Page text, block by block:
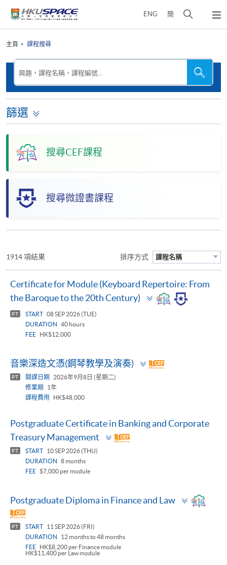
ENG 簡
面
彈
單
content
主頁 課程搜尋
興趣，課程名稱，課程編號...
尋
本
網
篩選
搜尋CEF課程
搜尋微證書課程
1914 項結果 排序方式 課程名稱
Certificate for Module (Keyboard Repertoire: From
the Baroque to the 20th Century)
Toggle
panel
PT START 08 SEP 2026 (TUE)
DURATION
40 hours
FEE
HK$12,000
音樂深造文憑(鋼琴教學及演奏)
Toggle
panel
PT 開課日期
2026年9月8日 (星期二)
修業期
1年
課程費用
HK$48,000
Postgraduate Certificate in Banking and Corporate
Treasury Management
Toggle
panel
PT START
10 SEP 2026 (THU)
DURATION
8 months
FEE $7,000 per module
Postgraduate Diploma in Finance and Law
Toggle
panel
PT START
11 SEP 2026 (FRI)
DURATION
12 months to 48 months
FEE
HK$8,200 per Finance module
HK$11,400 per Law module